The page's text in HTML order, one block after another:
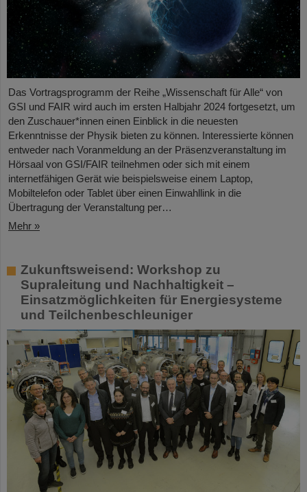
Das Vortragsprogramm der Reihe „Wissenschaft für Alle“ von
GSI und FAIR wird auch im ersten Halbjahr 2024 fortgesetzt, um
den Zuschauer*innen einen Einblick in die neuesten
Erkenntnisse der Physik bieten zu können. Interessierte können
entweder nach Voranmeldung an der Präsenzveranstaltung im
Hörsaal von GSI/FAIR teilnehmen oder sich mit einem
internetfähigen Gerät wie beispielsweise einem Laptop,
Mobiltelefon oder Tablet über einen Einwahllink in die
Übertragung der Veranstaltung per…
Mehr »
Zukunftsweisend: Workshop zu
Supraleitung und Nachhaltigkeit –
Einsatzmöglichkeiten für Energiesysteme
und Teilchenbeschleuniger